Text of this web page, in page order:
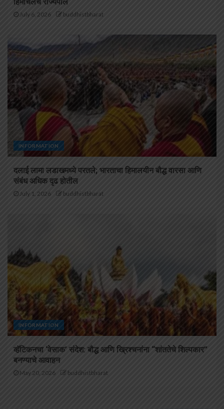
July 6, 2026 buddhistbharat
INFORMATION
दलाई लामा लडाखमध्ये परतले; भारताचा हिमालयीन बौद्ध वारसा आणि
संबंध अधिक दृढ होतील
July 1, 2026 buddhistbharat
INFORMATION
व्हॅटिकनचा ‘वेसाक’ संदेश: बौद्ध आणि ख्रिश्चनांना “शांततेचे शिल्पकार”
बनण्याचे आवाहन
May 20, 2026 buddhistbharat